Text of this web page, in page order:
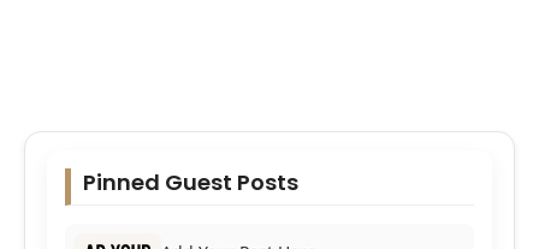
Pinned Guest Posts